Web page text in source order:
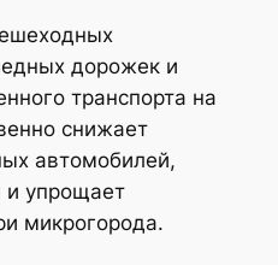
дорожек и
транспорта на
снижает
автомобилей,
упрощает
микрогорода.